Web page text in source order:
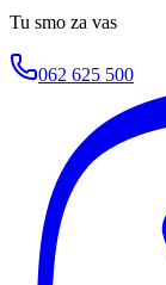
Tu smo za vas
062 625 500